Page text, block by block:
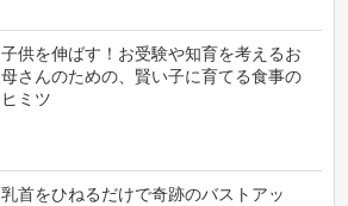
子供を伸ばす！お受験や知育を考えるお
母さんのための、賢い子に育てる食事の
ヒミツ
乳首をひねるだけで奇跡のバストアッ